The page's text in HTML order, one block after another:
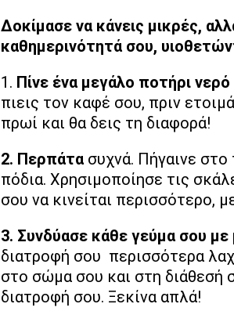
Δοκίμασε να κάνεις μικρές,
καθημερινότητά σου,
1. Πίνε ένα μεγάλο ποτήρι
πιεις τον καφέ σου, πριν
πρωί και θα δεις τη διαφορά!
2. Περπάτα συχνά. Πήγαινε στο
πόδια. Χρησιμοποίησε τις
σου να κινείται περισσότερο,
3. Συνδύασε κάθε γεύμα σου με
διατροφή σου περισσότερα
στο σώμα σου και στη διάθεσή
διατροφή σου. Ξεκίνα απλά!